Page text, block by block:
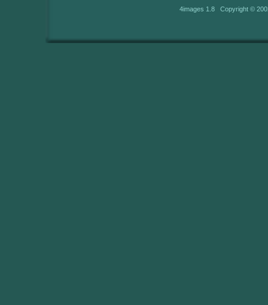
4images 1.8 Copyright ©